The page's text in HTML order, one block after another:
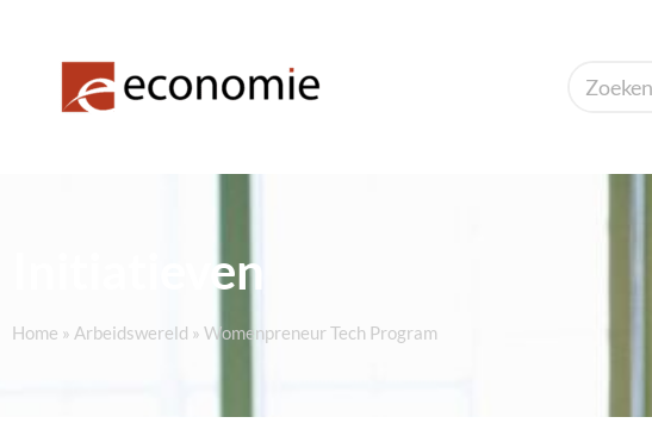
Initiatieven
Home » Arbeidswereld » Womenpreneur Tech Program